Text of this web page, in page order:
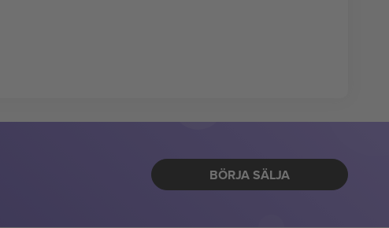
BÖRJA SÄLJA